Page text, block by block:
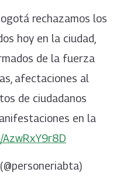
rechazamos los
hoy en la ciudad,
de la fuerza
afectaciones al
de ciudadanos
en la